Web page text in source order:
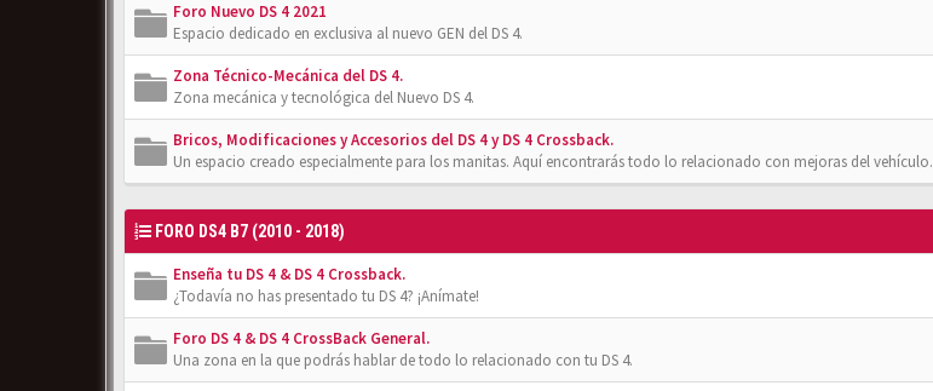
Foro Nuevo DS 4 2021
Espacio dedicado en exclusiva al nuevo GEN del DS 4.
Zona Técnico-Mecánica del DS 4.
Zona mecánica y tecnológica del Nuevo DS 4.
Bricos, Modificaciones y Accesorios del DS 4 y DS 4 Crossback.
Un espacio creado especialmente para los manitas. Aquí encontrarás todo lo relacionado con mejoras del vehículo.
FORO DS4 B7 (2010 - 2018)
Enseña tu DS 4 & DS 4 Crossback.
¿Todavía no has presentado tu DS 4? ¡Anímate!
Foro DS 4 & DS 4 CrossBack General.
Una zona en la que podrás hablar de todo lo relacionado con tu DS 4.